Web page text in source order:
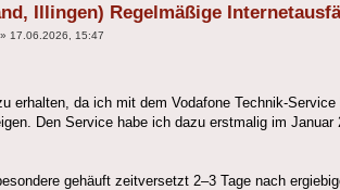
Illingen) Regelmäßige
17.06.2026, 15:47
erhalten, da ich mit dem Vodafone Technik-
Den Service habe ich dazu erstmalig im Januar
gehäuft zeitversetzt 2–3 Tage nach